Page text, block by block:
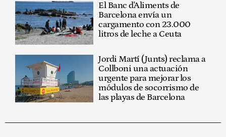
El Banc d'Aliments de
Barcelona envía un
cargamento con 23.000
litros de leche a Ceuta
Jordi Martí (Junts) reclama a
Collboni una actuación
urgente para mejorar los
módulos de socorrismo de
las playas de Barcelona